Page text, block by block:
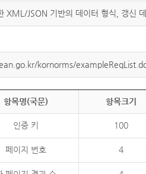
XML/JSON 기반의 데이터 형식, 갱신
kornorms/
항목명(국문) 항목크기
인증 키 100
페이지 번호 4